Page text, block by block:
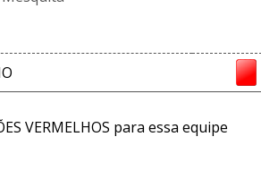
VERMELHOS para essa equipe